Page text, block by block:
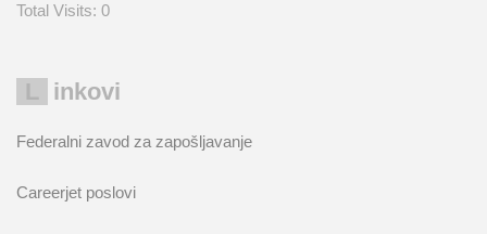
Total Visits: 0
Linkovi
Federalni zavod za zapošljavanje
Careerjet poslovi